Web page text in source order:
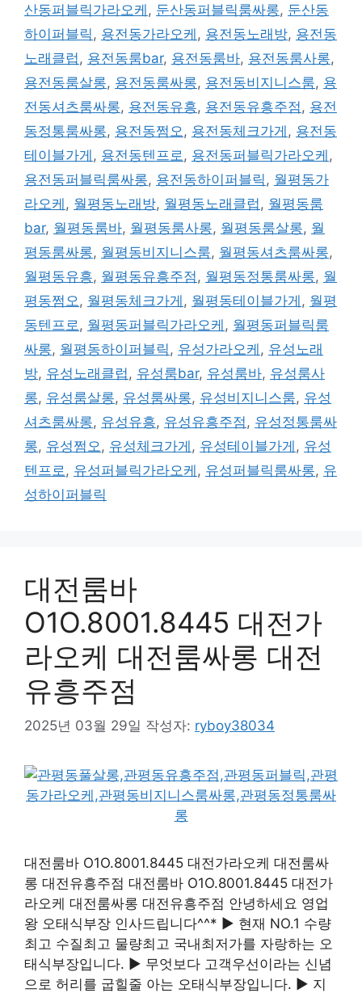
산동퍼블릭가라오케 , 둔산동퍼블릭룸싸롱, 둔산동
하이퍼블릭 , 용전동가라오케 , 용전동노래방, 용전동
노래클럽 , 용전동룸bar, 용전동룸바, 용전동룸사롱,
용전동룸살롱, 용전동룸싸롱, 용전동비지니스룸, 용
전동셔츠룸싸롱, 용전동유흥, 용전동유흥주점 , 용전
동정통룸싸롱, 용전동쩜오 , 용전동체크가게 , 용전동
테이블가게 , 용전동텐프로 , 용전동퍼블릭가라오케 ,
용전동퍼블릭룸싸롱, 용전동하이퍼블릭 , 월평동가
라오케 , 월평동노래방, 월평동노래클럽 , 월평동룸
bar, 월평동룸바, 월평동룸사롱, 월평동룸살롱, 월
평동룸싸롱, 월평동비지니스룸, 월평동셔츠룸싸롱,
월평동유흥, 월평동유흥주점 , 월평동정통룸싸롱, 월
평동쩜오 , 월평동체크가게 , 월평동테이블가게 , 월평
동텐프로 , 월평동퍼블릭가라오케 , 월평동퍼블릭룸
싸롱, 월평동하이퍼블릭 , 유성가라오케 , 유성노래
방, 유성노래클럽 , 유성룸bar, 유성룸바, 유성룸사
롱, 유성룸살롱, 유성룸싸롱, 유성비지니스룸, 유성
셔츠룸싸롱, 유성유흥, 유성유흥주점 , 유성정통룸싸
롱, 유성쩜오 , 유성체크가게 , 유성테이블가게 , 유성
텐프로 , 유성퍼블릭가라오케 , 유성퍼블릭룸싸롱, 유
성하이퍼블릭
대전룸바
O1O.8001.8445 대전가
라오케 대전룸싸롱 대전
유흥주점
2025년 03월 29일 작성자: ryboy38034
대전룸바 O1O.8001.8445 대전가라오케 대전룸싸
롱 대전유흥주점 대전룸바 O1O.8001.8445 대전가
라오케 대전룸싸롱 대전유흥주점 안녕하세요 영업
왕 오태식부장 인사드립니다^^* ▶ 현재 NO.1 수량
최고 수질최고 물량최고 국내최저가를 자랑하는 오
태식부장입니다. ▶ 무엇보다 고객우선이라는 신념
으로 허리를 굽힐줄 아는 오태식부장입니다. ▶ 지